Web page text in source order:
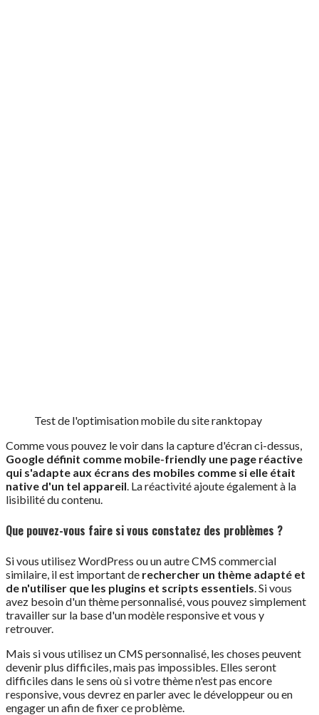
Test de l'optimisation mobile du site ranktopay
Comme vous pouvez le voir dans la capture d'écran ci-dessus,
Google définit comme mobile-friendly une page réactive
qui s'adapte aux écrans des mobiles comme si elle était
native d'un tel appareil. La réactivité ajoute également à la
lisibilité du contenu.
Que pouvez-vous faire si vous constatez des problèmes ?
Si vous utilisez WordPress ou un autre CMS commercial
similaire, il est important de rechercher un thème adapté et
de n'utiliser que les plugins et scripts essentiels. Si vous
avez besoin d'un thème personnalisé, vous pouvez simplement
travailler sur la base d'un modèle responsive et vous y
retrouver.
Mais si vous utilisez un CMS personnalisé, les choses peuvent
devenir plus difficiles, mais pas impossibles. Elles seront
difficiles dans le sens où si votre thème n'est pas encore
responsive, vous devrez en parler avec le développeur ou en
engager un afin de fixer ce problème.